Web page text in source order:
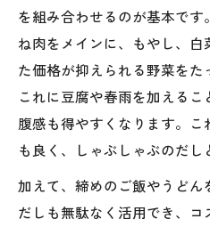
を組み合わせるのが基本で
ね肉をメインに、もやし、
た価格が抑えられる野菜をた
これに豆腐や春雨を加える
腹感も得やすくなります。
も良く、しゃぶしゃぶのだし
加えて、締めのご飯やうど
だしも無駄なく活用でき、コ